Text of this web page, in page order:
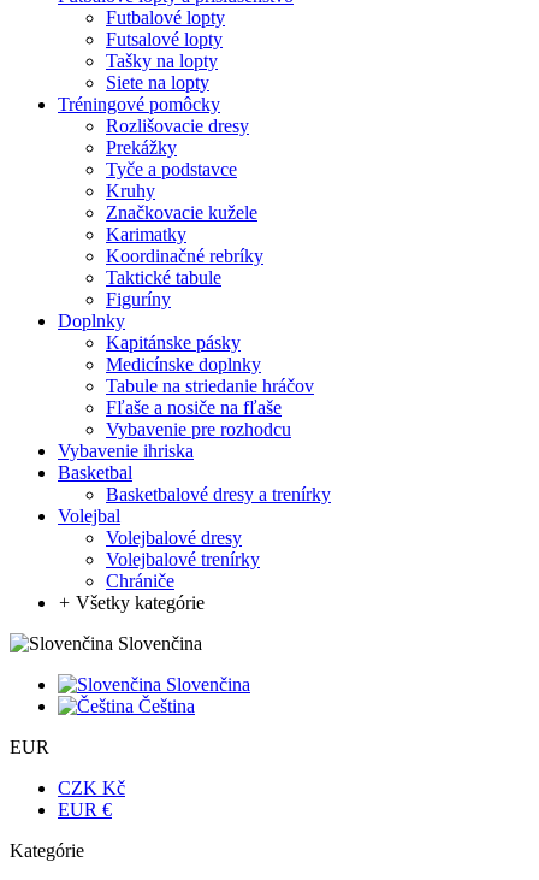
Futbalové lopty
Futsalové lopty
Tašky na lopty
Siete na lopty
Tréningové pomôcky
Rozlišovacie dresy
Prekážky
Tyče a podstavce
Kruhy
Značkovacie kužele
Karimatky
Koordinačné rebríky
Taktické tabule
Figuríny
Doplnky
Kapitánske pásky
Medicínske doplnky
Tabule na striedanie hráčov
Fľaše a nosiče na fľaše
Vybavenie pre rozhodcu
Vybavenie ihriska
Basketbal
Basketbalové dresy a trenírky
Volejbal
Volejbalové dresy
Volejbalové trenírky
Chrániče
+ Všetky kategórie
Slovenčina
Slovenčina
Čeština
EUR
CZK Kč
EUR €
Kategórie